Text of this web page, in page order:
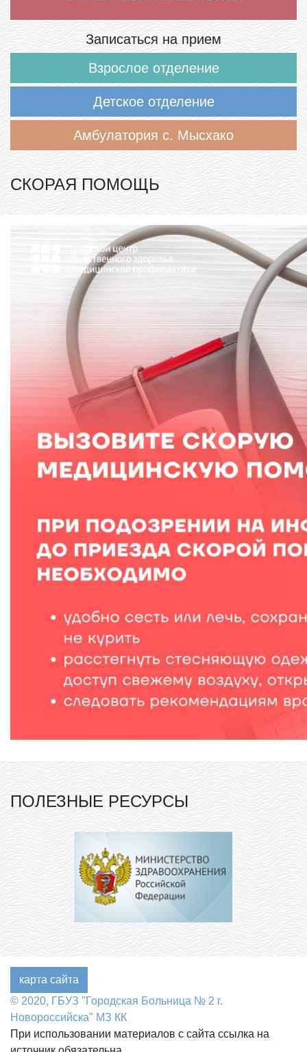
Записаться на прием
Взрослое отделение
Детское отделение
Амбулатория с. Мысхако
СКОРАЯ ПОМОЩЬ
ПОЛЕЗНЫЕ РЕСУРСЫ
карта сайта
© 2020, ГБУЗ "Городская Больница № 2 г.
Новороссийска" МЗ КК
При использовании материалов с сайта ссылка на